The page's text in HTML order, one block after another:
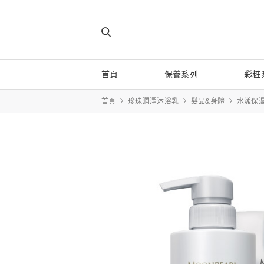
首頁 保養系列 彩粧
首頁 珍珠潤澤沐浴乳 髮品&身體 水漾保